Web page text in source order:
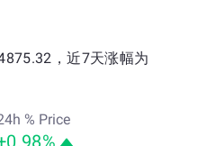
，近7天涨幅为
% Price